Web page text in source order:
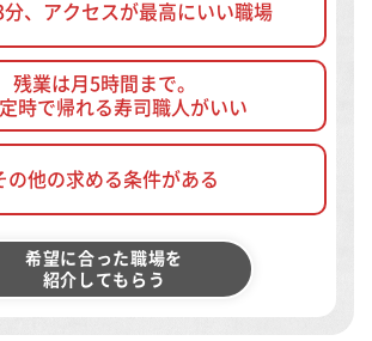
分、アクセスが最高にいい職場
残業は月5時間まで。
時で帰れる寿司職人がいい
の他の求める条件がある
希望に合った職場を
紹介してもらう